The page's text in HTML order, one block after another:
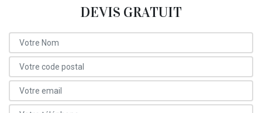
DEVIS GRATUIT